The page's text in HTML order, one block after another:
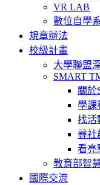
VR LAB
數位自學
規章辦法
校級計畫
大學聯盟
SMART
關於
學課
找活
尋社
看亮
教育部智
國際交流